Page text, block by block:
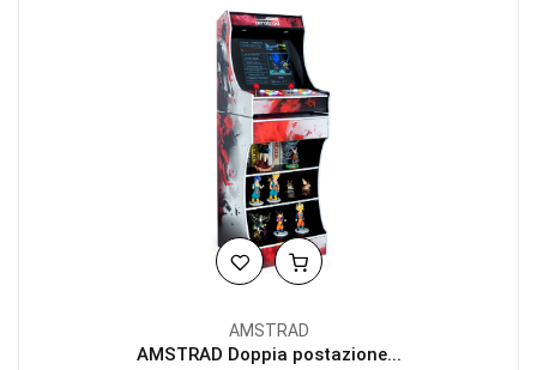
AMSTRAD
AMSTRAD Doppia postazione...